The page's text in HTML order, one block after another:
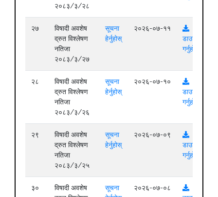
२०८३/३/२८
२७
विषादी अवशेष
द्रुत विश्लेषण
नतिजा
२०८३/३/२७
सूचना
हेर्नुहोस्
२०२६-०७-११
डाउनलोड
गर्नुहोस्
२८
विषादी अवशेष
द्रुत विश्लेषण
नतिजा
२०८३/३/२६
सूचना
हेर्नुहोस्
२०२६-०७-१०
डाउनलोड
गर्नुहोस्
२९
विषादी अवशेष
द्रुत विश्लेषण
नतिजा
२०८३/३/२५
सूचना
हेर्नुहोस्
२०२६-०७-०९
डाउनलोड
गर्नुहोस्
३०
विषादी अवशेष
सूचना
२०२६-०७-०८